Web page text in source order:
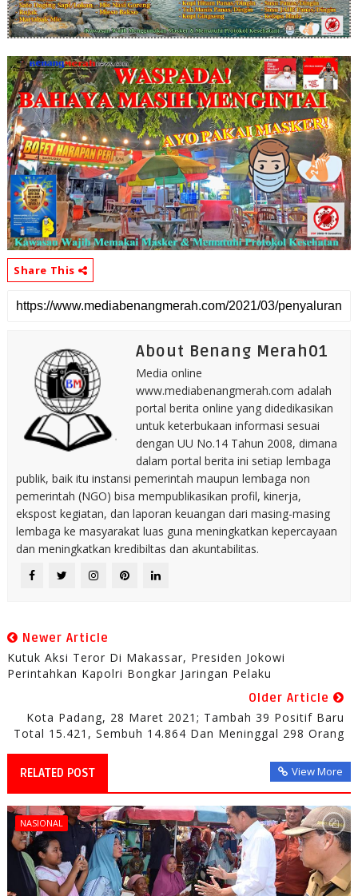
Share This
About Benang Merah01
Media online
www.mediabenangmerah.com adalah
portal berita online yang didedikasikan
untuk keterbukaan informasi sesuai
dengan UU No.14 Tahun 2008, dimana
dalam portal berita ini setiap lembaga
publik, baik itu instansi pemerintah maupun lembaga non
pemerintah (NGO) bisa mempublikasikan profil, kinerja,
ekspost kegiatan, dan laporan keuangan dari masing-masing
lembaga ke masyarakat luas guna meningkatkan kepercayaan
dan meningkatkan kredibiltas dan akuntabilitas.
Newer Article
Kutuk Aksi Teror Di Makassar, Presiden Jokowi
Perintahkan Kapolri Bongkar Jaringan Pelaku
Older Article
Kota Padang, 28 Maret 2021; Tambah 39 Positif Baru
Total 15.421, Sembuh 14.864 Dan Meninggal 298 Orang
RELATED POST View More
NASIONAL